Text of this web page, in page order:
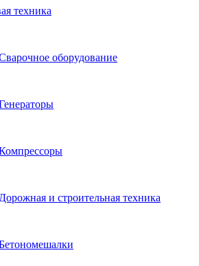
техника
оборудование
Дорожная и строительная техника